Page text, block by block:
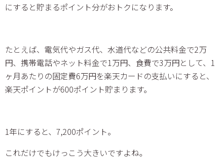
にすると貯まるポイント分がおトクになります。
たとえば、電気代やガス代、水道代などの公共料金で2万
円、携帯電話やネット料金で1万円、食費で3万円として、1
ヶ月あたりの固定費6万円を楽天カードの支払いにすると、
楽天ポイントが600ポイント貯まります。
1年にすると、7,200ポイント。
これだけでもけっこう大きいですよね。